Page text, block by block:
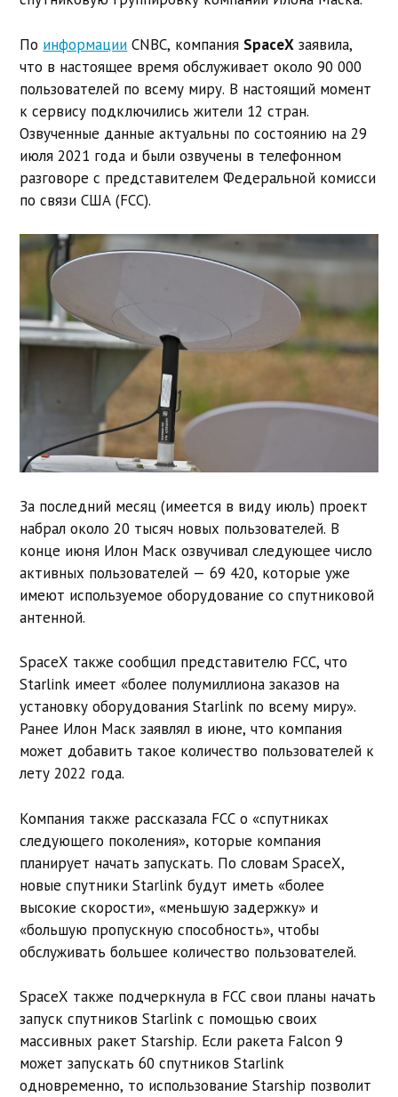
По информации CNBC, компания SpaceX заявила,
что в настоящее время обслуживает около 90 000
пользователей по всему миру. В настоящий момент
к сервису подключились жители 12 стран.
Озвученные данные актуальны по состоянию на 29
июля 2021 года и были озвучены в телефонном
разговоре с представителем Федеральной комисси
по связи США (FCC).
За последний месяц (имеется в виду июль) проект
набрал около 20 тысяч новых пользователей. В
конце июня Илон Маск озвучивал следующее число
активных пользователей — 69 420, которые уже
имеют используемое оборудование со спутниковой
антенной.
SpaceX также сообщил представителю FCC, что
Starlink имеет «более полумиллиона заказов на
установку оборудования Starlink по всему миру».
Ранее Илон Маск заявлял в июне, что компания
может добавить такое количество пользователей к
лету 2022 года.
Компания также рассказала FCC о «спутниках
следующего поколения», которые компания
планирует начать запускать. По словам SpaceX,
новые спутники Starlink будут иметь «более
высокие скорости», «меньшую задержку» и
«большую пропускную способность», чтобы
обслуживать большее количество пользователей.
SpaceX также подчеркнула в FCC свои планы начать
запуск спутников Starlink с помощью своих
массивных ракет Starship. Если ракета Falcon 9
может запускать 60 спутников Starlink
одновременно, то использование Starship позволит